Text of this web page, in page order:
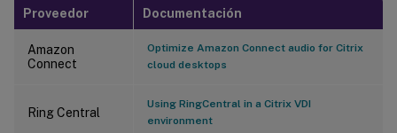
Proveedor Documentación
Amazon
Connect
Optimize Amazon Connect audio for Citrix
cloud desktops
Ring Central
Using RingCentral in a Citrix VDI
environment